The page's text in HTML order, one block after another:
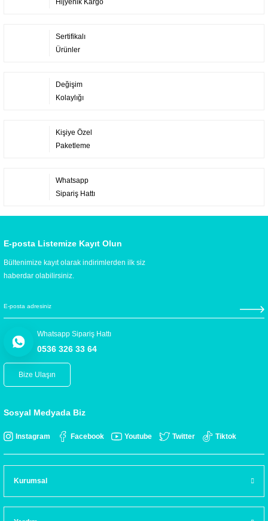
Hijyenik Kargo
Sertifikalı
Ürünler
Değişim
Kolaylığı
Kişiye Özel
Paketleme
Whatsapp
Sipariş Hattı
E-posta Listemize Kayıt Olun
Bültenimize kayıt olarak indirimlerden ilk siz
haberdar olabilirsiniz.
Whatsapp Sipariş Hattı
0536 326 33 64
Bize Ulaşın
Sosyal Medyada Biz
Instagram Facebook Youtube Twitter Tiktok
Kurumsal